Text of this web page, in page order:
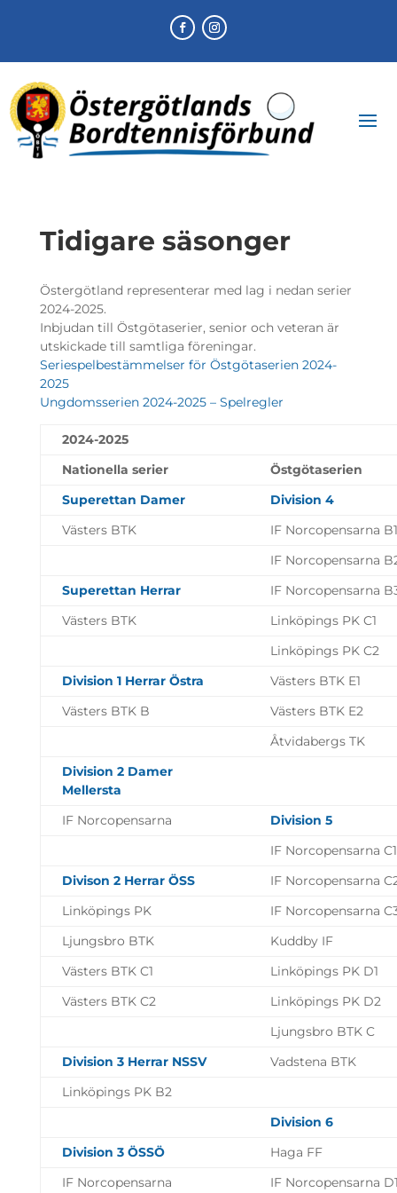
Tidigare säsonger
Östergötland representerar med lag i nedan serier
2024-2025.
Inbjudan till Östgötaserier, senior och veteran är
utskickade till samtliga föreningar.
Seriespelbestämmelser för Östgötaserien 2024-
2025
Ungdomsserien 2024-2025 – Spelregler
2024-2025
Nationella serier
Östgötaserien
Superettan Damer
Division 4
Västers BTK
IF Norcopensarna B1
IF Norcopensarna
Superettan Herrar
IF Norcopensarna
Västers BTK
Linköpings PK C1
Linköpings PK C2
Division 1 Herrar Östra
Västers BTK E1
Västers BTK B
Västers BTK E2
Åtvidabergs TK
Division 2 Damer
Mellersta
IF Norcopensarna
Division 5
IF Norcopensarna C1
Divison 2 Herrar ÖSS
IF Norcopensarna
Linköpings PK
IF Norcopensarna
Ljungsbro BTK
Kuddby IF
Västers BTK C1
Linköpings PK D1
Västers BTK C2
Linköpings PK D2
Ljungsbro BTK C
Division 3 Herrar NSSV
Vadstena BTK
Linköpings PK B2
Division 6
Division 3 ÖSSÖ
Haga FF
IF Norcopensarna
IF Norcopensarna